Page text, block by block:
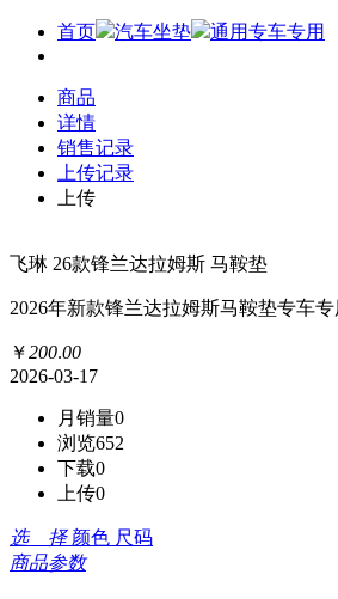
首页 汽车坐垫 通用专车专用
商品
详情
销售记录
上传记录
上传
飞琳 26款锋兰达拉姆斯 马鞍垫
2026年新款锋兰达拉姆斯马鞍垫专车
￥200.00
2026-03-17
月销量0
浏览652
下载0
上传0
选 择 颜色 尺码
商品参数